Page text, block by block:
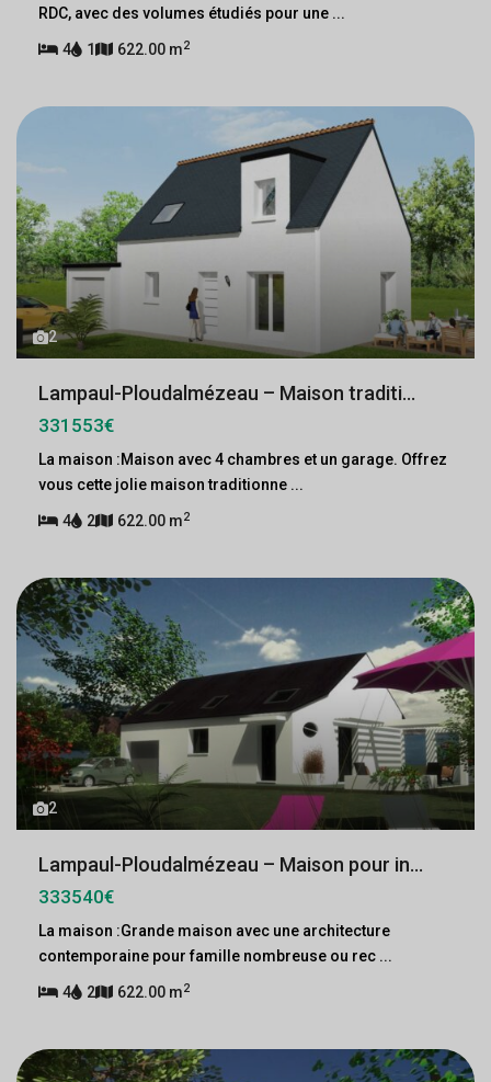
RDC, avec des volumes étudiés pour une ...
4 1 622.00 m2
2
Lampaul-Ploudalmézeau – Maison traditi...
331553€
La maison :Maison avec 4 chambres et un garage. Offrez
vous cette jolie maison traditionne ...
4 2 622.00 m2
2
Lampaul-Ploudalmézeau – Maison pour in...
333540€
La maison :Grande maison avec une architecture
contemporaine pour famille nombreuse ou rec ...
4 2 622.00 m2